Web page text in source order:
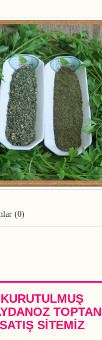
(0)
KURUTULMUŞ
TOPTAN
SATIŞ SİTEMİZ